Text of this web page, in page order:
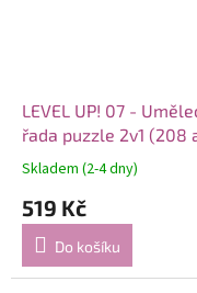
LEVEL UP! 07 -
řada puzzle 2v1 (208
252 dílků)
Skladem (2-4 dny)
519 Kč
Do košíku